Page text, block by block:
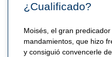
¿Cualificado?
Moisés, el gran
mandamientos, que hizo
y consiguió convencerle